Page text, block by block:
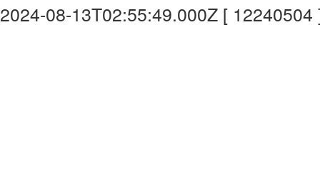
2024-08-13T02:55:49.000Z [ 12240504